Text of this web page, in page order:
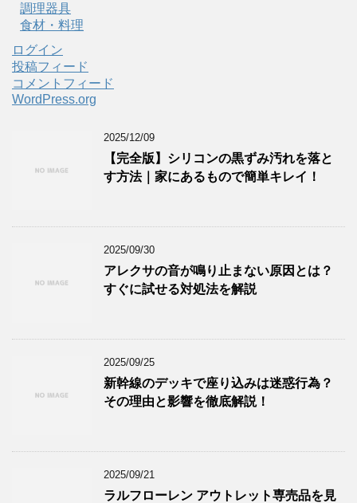
調理器具
食材・料理
ログイン
投稿フィード
コメントフィード
WordPress.org
2025/12/09
【完全版】シリコンの黒ずみ汚れを落と
す方法｜家にあるもので簡単キレイ！
2025/09/30
アレクサの音が鳴り止まない原因とは？
すぐに試せる対処法を解説
2025/09/25
新幹線のデッキで座り込みは迷惑行為？
その理由と影響を徹底解説！
2025/09/21
ラルフローレン アウトレット専売品を見